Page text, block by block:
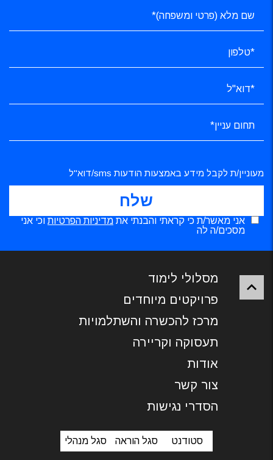
מעוניין/ת לקבל מידע באמצעות הודעות sms/דוא"ל
אני מאשר/ת כי קראתי והבנתי את מדיניות הפרטיות וכי אני
מסכים/ה לה
מסלולי לימוד
פרויקטים מיוחדים
מרכז להכשרה והשתלמויות
תעסוקה וקריירה
אודות
צור קשר
הסדרי נגישות
סטודנט סגל הוראה סגל מנהלי